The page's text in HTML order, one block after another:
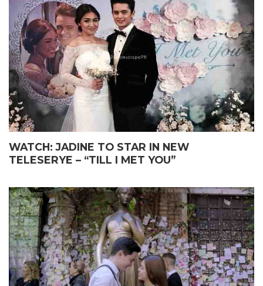
WATCH: JADINE TO STAR IN NEW
TELESERYE – “TILL I MET YOU”